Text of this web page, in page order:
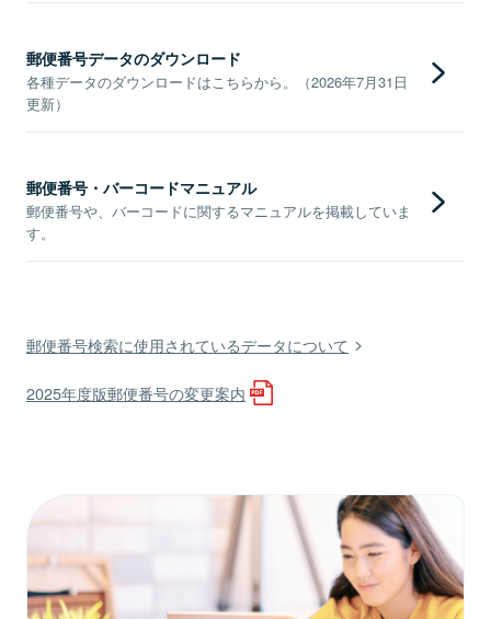
郵便番号データのダウンロード
各種データのダウンロードはこちらから。（2026年7月31日
更新）
郵便番号・バーコードマニュアル
郵便番号や、バーコードに関するマニュアルを掲載していま
す。
郵便番号検索に使用されているデータについて
2025年度版郵便番号の変更案内